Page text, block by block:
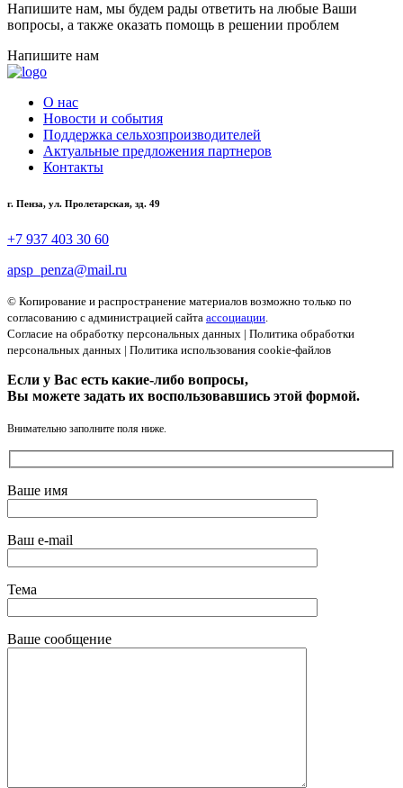
Напишите нам, мы будем рады ответить на любые Ваши
вопросы, а также оказать помощь в решении проблем
Напишите нам
О нас
Новости и события
Поддержка сельхозпроизводителей
Актуальные предложения партнеров
Контакты
г. Пенза, ул. Пролетарская, зд. 49
+7 937 403 30 60
apsp_penza@mail.ru
© Копирование и распространение материалов возможно только по
согласованию с администрацией сайта ассоциации.
Согласие на обработку персональных данных | Политика обработки
персональных данных | Политика использования cookie-файлов
Если у Вас есть какие-либо вопросы,
Вы можете задать их воспользовавшись этой формой.
Внимательно заполните поля ниже.
Ваше имя
Ваш e-mail
Тема
Ваше сообщение